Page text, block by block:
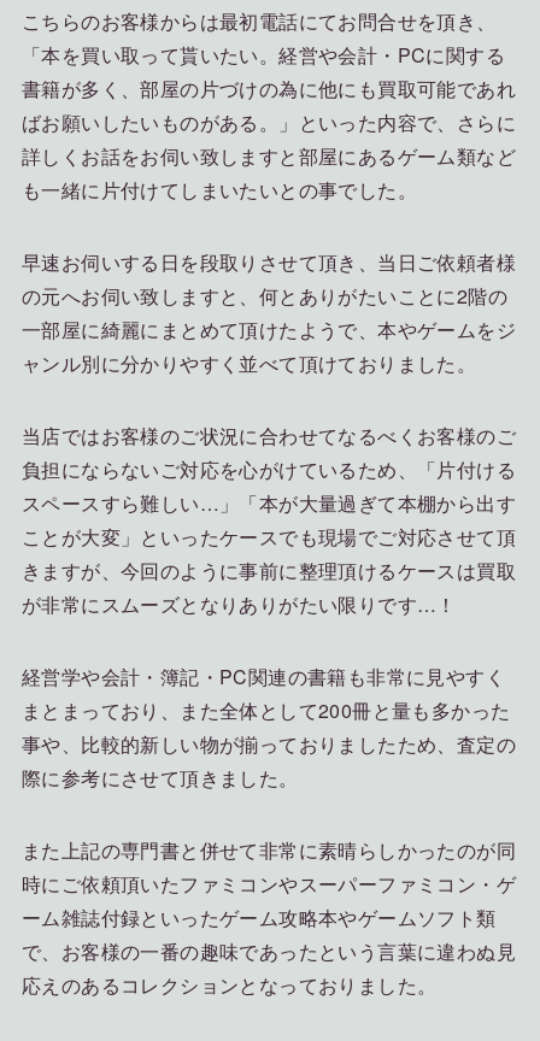
こちらのお客様からは最初電話にてお問合せを頂き、
「本を買い取って貰いたい。経営や会計・PCに関する
書籍が多く、部屋の片づけの為に他にも買取可能であれ
ばお願いしたいものがある。」といった内容で、さらに
詳しくお話をお伺い致しますと部屋にあるゲーム類など
も一緒に片付けてしまいたいとの事でした。
早速お伺いする日を段取りさせて頂き、当日ご依頼者様
の元へお伺い致しますと、何とありがたいことに2階の
一部屋に綺麗にまとめて頂けたようで、本やゲームをジ
ャンル別に分かりやすく並べて頂けておりました。
当店ではお客様のご状況に合わせてなるべくお客様のご
負担にならないご対応を心がけているため、「片付ける
スペースすら難しい…」「本が大量過ぎて本棚から出す
ことが大変」といったケースでも現場でご対応させて頂
きますが、今回のように事前に整理頂けるケースは買取
が非常にスムーズとなりありがたい限りです…！
経営学や会計・簿記・PC関連の書籍も非常に見やすく
まとまっており、また全体として200冊と量も多かった
事や、比較的新しい物が揃っておりましたため、査定の
際に参考にさせて頂きました。
また上記の専門書と併せて非常に素晴らしかったのが同
時にご依頼頂いたファミコンやスーパーファミコン・ゲ
ーム雑誌付録といったゲーム攻略本やゲームソフト類
で、お客様の一番の趣味であったという言葉に違わぬ見
応えのあるコレクションとなっておりました。